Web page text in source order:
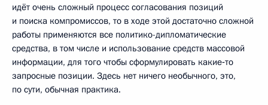
идёт очень сложный процесс согласования позиций
и поиска компромиссов, то в ходе этой достаточно сложной
работы применяются все политико-дипломатические
средства, в том числе и использование средств массовой
информации, для того чтобы сформулировать какие‑то
запросные позиции. Здесь нет ничего необычного, это,
по сути, обычная практика.